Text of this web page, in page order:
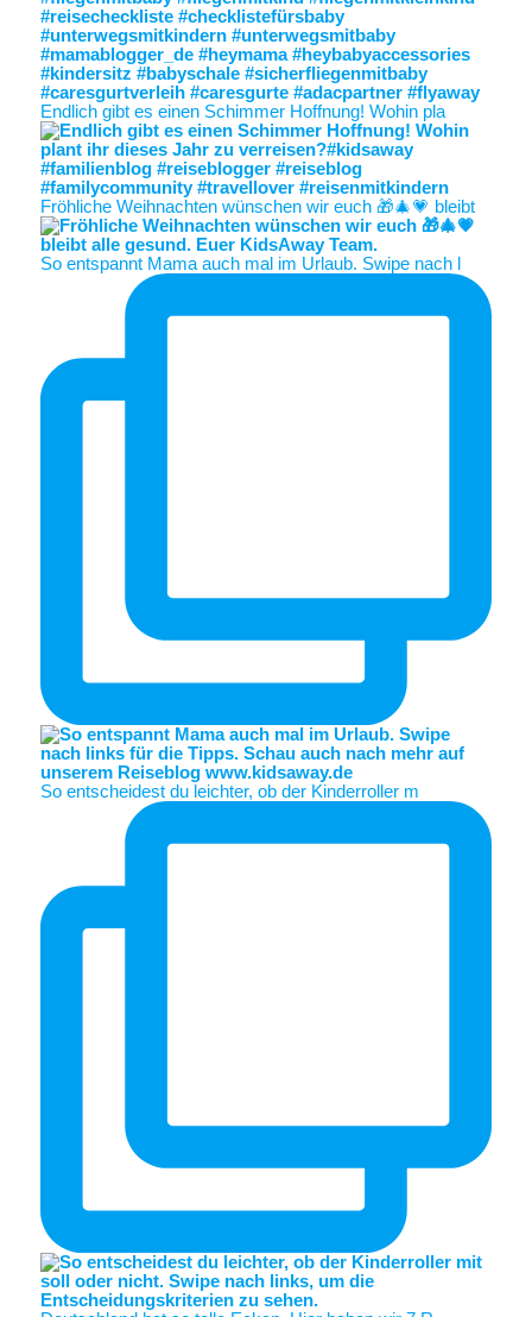
Endlich gibt es einen Schimmer Hoffnung! Wohin pla
Fröhliche Weihnachten wünschen wir euch 🎁🎄💗 bleibt
So entspannt Mama auch mal im Urlaub. Swipe nach l
So entscheidest du leichter, ob der Kinderroller m